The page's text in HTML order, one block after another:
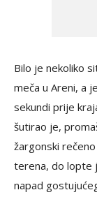
Bilo je nekoliko
meča u Areni, a
sekundi prije
šutirao je,
žargonski
terena, do lopte
napad